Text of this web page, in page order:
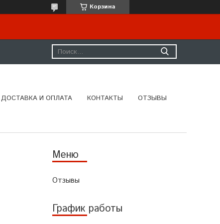
Корзина
ДОСТАВКА И ОПЛАТА КОНТАКТЫ ОТЗЫВЫ
Отзывы
График работы